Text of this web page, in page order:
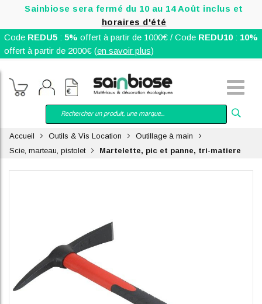
Sainbiose sera fermé du 10 au 14 Août inclus et
horaires d'été
Code REDU5: 5% offert à partir de 1000€ / Code REDU10: 10%
offert à partir de 2000€ (en savoir plus)
Accueil Outils & Vis Location
Outillage à main
Scie, marteau, pistolet
Martelette, pic et panne, tri-matiere